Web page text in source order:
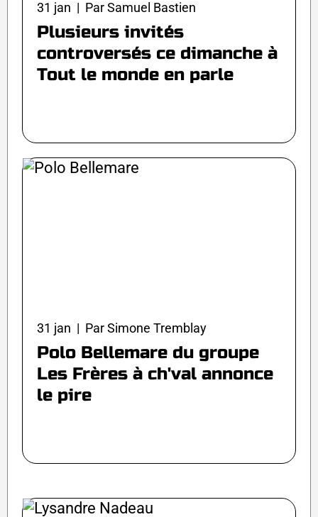
31 jan | Par Samuel Bastien
Plusieurs invités
controversés ce dimanche à
Tout le monde en parle
31 jan | Par Simone Tremblay
Polo Bellemare du groupe
Les Frères à ch'val annonce
le pire